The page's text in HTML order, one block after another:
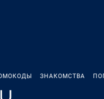
ЗНАКОМСТВА